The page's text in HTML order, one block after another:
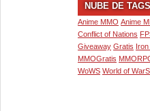
NUBE DE
Anime MMO Anime
Conflict of Nations
Giveaway Gratis Iron
MMOGratis
WoWS World of